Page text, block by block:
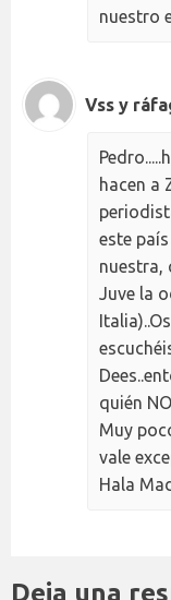
nuestro
Vss y
hacen a
este
nuestra,
Juve la
quién
Muy
vale
Hala
Deja una